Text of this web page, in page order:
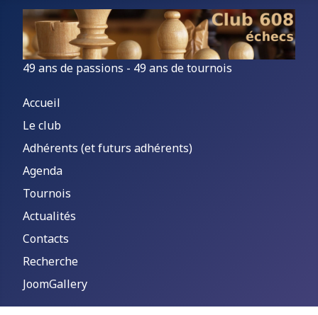
49 ans de passions - 49 ans de tournois
Accueil
Le club
Adhérents (et futurs adhérents)
Agenda
Tournois
Actualités
Contacts
Recherche
JoomGallery